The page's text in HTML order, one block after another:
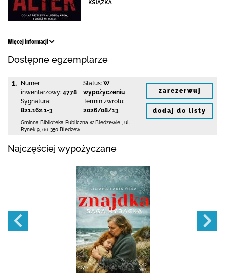
Więcej informacji
Dostępne egzemplarze
1.
Numer
inwentarzowy: 4778
Sygnatura:
821.162.1-3
Status: W
wypożyczeniu
Termin zwrotu:
2026/08/13
Gminna Biblioteka Publiczna w Bledzewie
ul.
Rynek 9 66-350 Bledzew
zarezerwuj
dodaj do listy
Najczęściej wypożyczane